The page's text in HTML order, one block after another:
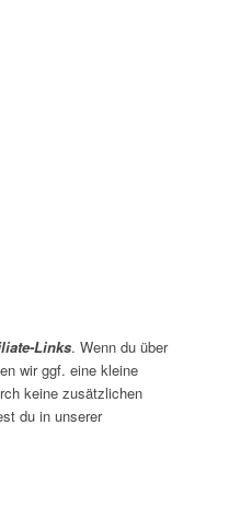
Links. Wenn du über
wir ggf. eine kleine
keine zusätzlichen
du in unserer